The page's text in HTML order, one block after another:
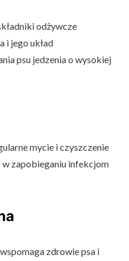
odżywcze
i jego układ
psu jedzenia o wysokiej
mycie i czyszczenie
zapobieganiu infekcjom
zdrowie psa i